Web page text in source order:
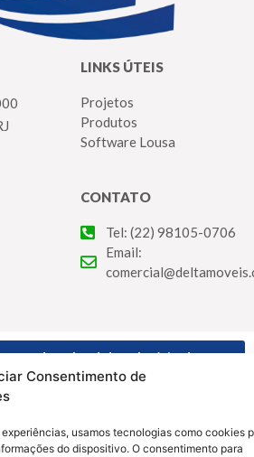
Consentimento de
usamos tecnologias como cookies
do dispositivo. O consentimento para
LINKS ÚTEIS
Projetos
Produtos
Software Lousa
CONTATO
Tel: (22) 98105-0706
Email:
o download do relatório de
e igualdade salarial